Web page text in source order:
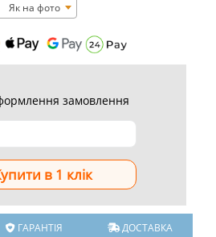
Як на фото
замовлення
ГАРАНТІЯ ДОСТАВКА